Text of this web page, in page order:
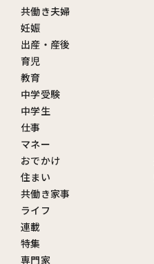
共働き夫婦
妊娠
出産・産後
育児
教育
中学受験
中学生
仕事
マネー
おでかけ
住まい
共働き家事
ライフ
連載
特集
専門家